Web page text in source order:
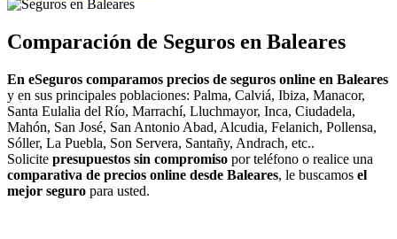
Comparación de Seguros en Baleares
En eSeguros comparamos precios de seguros online en Baleares
y en sus principales poblaciones: Palma, Calviá, Ibiza, Manacor,
Santa Eulalia del Río, Marrachí, Lluchmayor, Inca, Ciudadela,
Mahón, San José, San Antonio Abad, Alcudia, Felanich, Pollensa,
Sóller, La Puebla, Son Servera, Santañy, Andrach, etc..
Solicite presupuestos sin compromiso por teléfono o realice una
comparativa de precios online desde Baleares, le buscamos el
mejor seguro para usted.